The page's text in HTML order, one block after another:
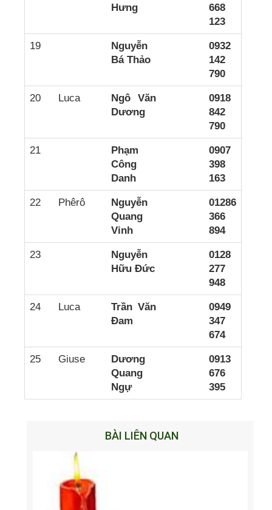
Hưng
668
123
19
Nguyễn
Bá Thảo
0932
142
790
20 Luca
Ngô Văn
Dương
0918
842
790
21
Phạm
Công
Danh
0907
398
163
22 Phêrô
Nguyễn
Quang
Vinh
01286
366
894
23
Nguyễn
Hữu Đức
0128
277
948
24 Luca
Trần Văn
Đam
0949
347
674
25 Giuse
Dương
Quang
Ngự
0913
676
395
BÀI LIÊN QUAN